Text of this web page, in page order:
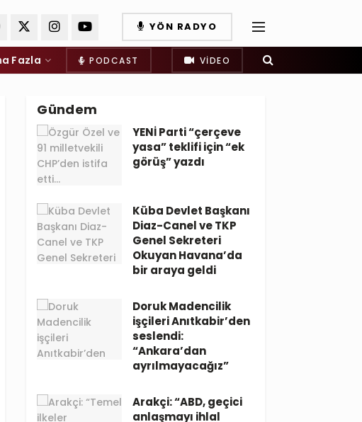
YÖN RADYO
Fazla PODCAST VIDEO
Gündem
YENİ Parti “çerçeve
yasa” teklifi için “ek
görüş” yazdı
Küba Devlet Başkanı
Diaz-Canel ve TKP
Genel Sekreteri
Okuyan Havana’da
bir araya geldi
Doruk Madencilik
işçileri Anıtkabir’den
seslendi:
“Ankara’dan
ayrılmayacağız”
Arakçi: “ABD, geçici
anlaşmayı ihlal